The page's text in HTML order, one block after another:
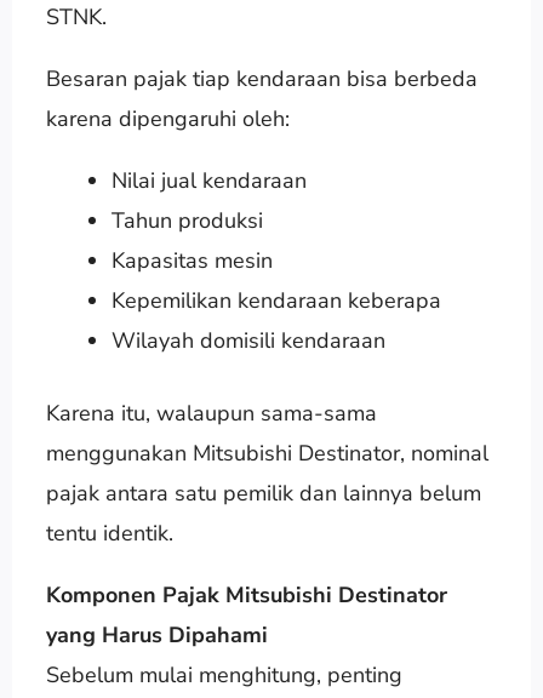
STNK.
Besaran pajak tiap kendaraan bisa berbeda
karena dipengaruhi oleh:
Nilai jual kendaraan
Tahun produksi
Kapasitas mesin
Kepemilikan kendaraan keberapa
Wilayah domisili kendaraan
Karena itu, walaupun sama-sama
menggunakan Mitsubishi Destinator, nominal
pajak antara satu pemilik dan lainnya belum
tentu identik.
Komponen Pajak Mitsubishi Destinator
yang Harus Dipahami
Sebelum mulai menghitung, penting